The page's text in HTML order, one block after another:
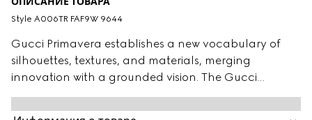
Style ‎A006TR FAF9W 9644
Gucci Primavera establishes a new vocabulary of
silhouettes, textures, and materials, merging
innovation with a grounded vision. The Gucci
Essence Classic line is created for life on the move.
Lightweight and softly structured, each piece is